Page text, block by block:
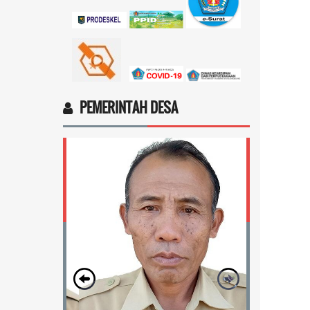
PEMERINTAH DESA